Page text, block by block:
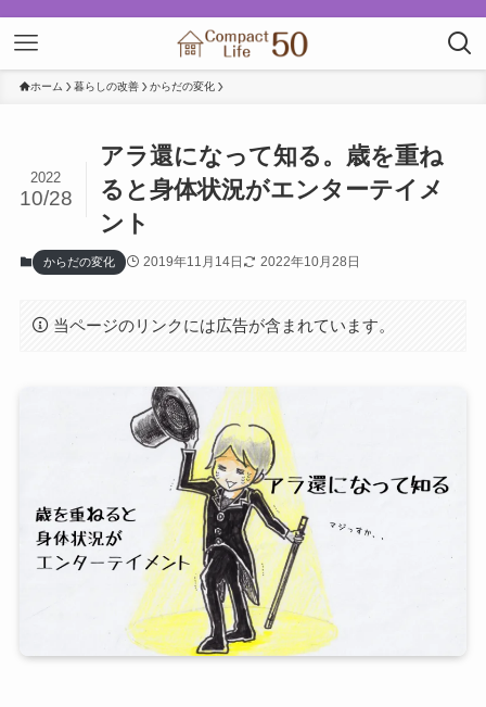
ホーム 暮らしの改善 からだの変化
アラ還になって知る。歳を重ね
ると身体状況がエンターテイメ
ント
2022
10/28
からだの変化 2019年11月14日 2022年10月28日
当ページのリンクには広告が含まれています。